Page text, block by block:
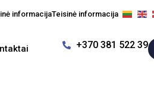
informacijaTeisinė informacija
+370 381 522 39